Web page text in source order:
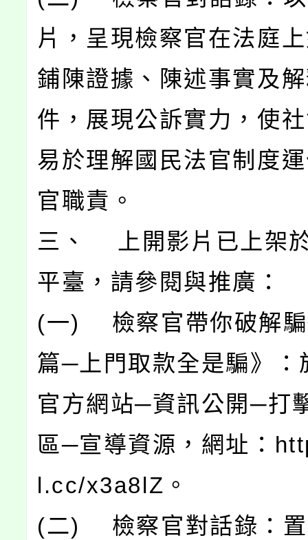
片，呈現檢察官在法庭
鋪陳證據、陳述事實及
件，展現公訴實力，使
易於理解國民法官制度
官職責。
三、 上開影片已上架
平臺，請參閱與推廣：
(一) 檢察官帶你破解騙
篇─上門取款全是騙》：
官方網站─資訊公開─打
區─宣導資源，網址：
l.cc/x3a8lZ。
(二) 檢察官對話錄：置